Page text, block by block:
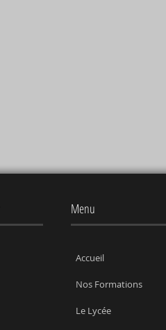
Menu
Accueil
Nos Formations
Le Lycée